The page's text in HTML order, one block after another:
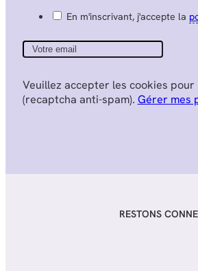
En m'inscrivant, j'accepte la
Veuillez accepter les cookies
(recaptcha anti-spam). Gérer mes
RESTONS